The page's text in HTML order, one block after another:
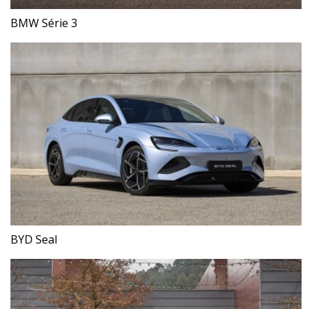
BMW Série 3
BYD Seal